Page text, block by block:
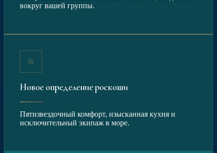
вокруг вашей группы.
Новое определение роскоши
Пятизвездочный комфорт, изысканная кухня и
исключительный экипаж в море.